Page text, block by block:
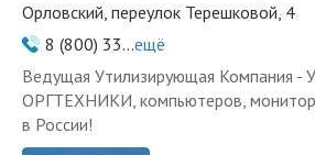
Орловский, переулок Терешковой, 4
8 (800) 33...ещё
Ведущая Утилизирующая Компания
ОРГТЕХНИКИ, компьютеров,
в России!